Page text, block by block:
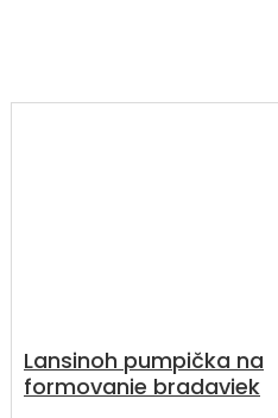
Lansinoh pumpička na
formovanie bradaviek